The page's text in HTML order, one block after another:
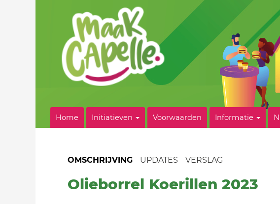
Home Initiatieven Voorwaarden Informatie
OMSCHRIJVING UPDATES VERSLAG
Olieborrel Koerillen 2023